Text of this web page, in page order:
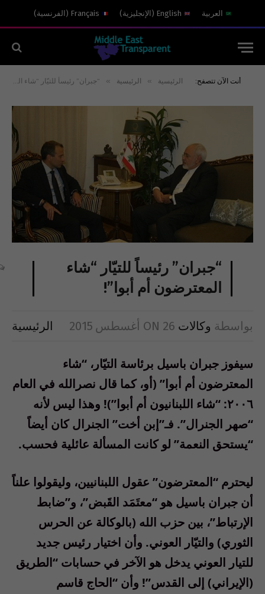
العربية English
( الإنجليزية)
Français
( الفرنسية)
أنت الآن تتصفح: الرئيسية » الرئيسية » “جبران” رئيساً للتيّار “شاء المعترضون أم أبوا”!
“جبران” رئيساً للتيّار “شاء
المعترضون أم أبوا”!
بواسطة وكالات ON 26 أغسطس 2015 الرئيسية
سيفوز جبران باسيل برئاسة التيّار، “شاء
المعترضون أم أبوا” (أو، كما قال نصرالله في العام
٢٠٠٦: “شاء اللبنانيون أم أبوا”)! وهذا ليس لأنه
“صهر الجنرال”. فـ”إبن أخت” الجنرال كان أيضاً
“يستحق النعمة” لو كانت المسألة عائلية فحسب.
ليحترم “المعترضون” عقول اللبنانيين، وليقولوا علناً
أن جبران باسيل هو “معتَمَد القَبض”، و”ضابط
الإرتباط”، بين حزب الله (بالوكالة عن الحرس
الثوري) والتيّار العوني. وأن اختيار رئيس جديد
للتيار العوني يدخل هو الآخر في حسابات “الطريق
(الإيراني) إلى القدس”! وأن “الحاج قاسم